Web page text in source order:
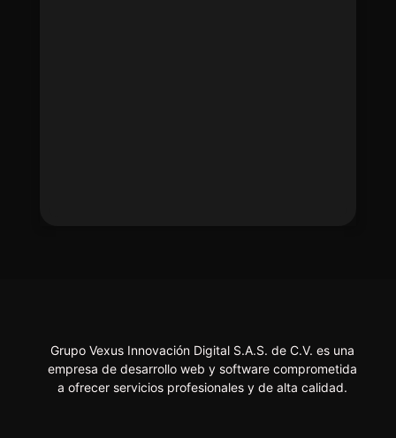
Grupo Vexus Innovación Digital S.A.S. de C.V. es una
empresa de desarrollo web y software comprometida
a ofrecer servicios profesionales y de alta calidad.